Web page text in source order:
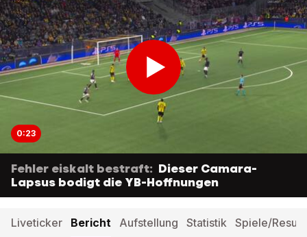
0:23
Fehler eiskalt bestraft: Dieser Camara-
Lapsus bodigt die YB-Hoffnungen
Liveticker Bericht Aufstellung Statistik Spiele/